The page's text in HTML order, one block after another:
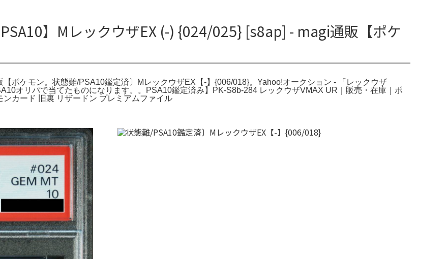
】MレックウザEX (-) {024/025} [s8ap] - magi通販【ポケ
ポケモン。状態難/PSA10鑑定済〕MレックウザEX【-】{006/018}。Yahoo!オークション - 「レックウザ
オリパで当てたものになります。。PSA10鑑定済み】PK-S8b-284 レックウザVMAX UR｜販売・在庫｜ポ
カード 旧裏 リザードン プレミアムファイル